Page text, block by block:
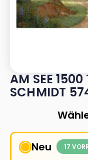
AM SEE 1500
SCHMIDT
Neu 17